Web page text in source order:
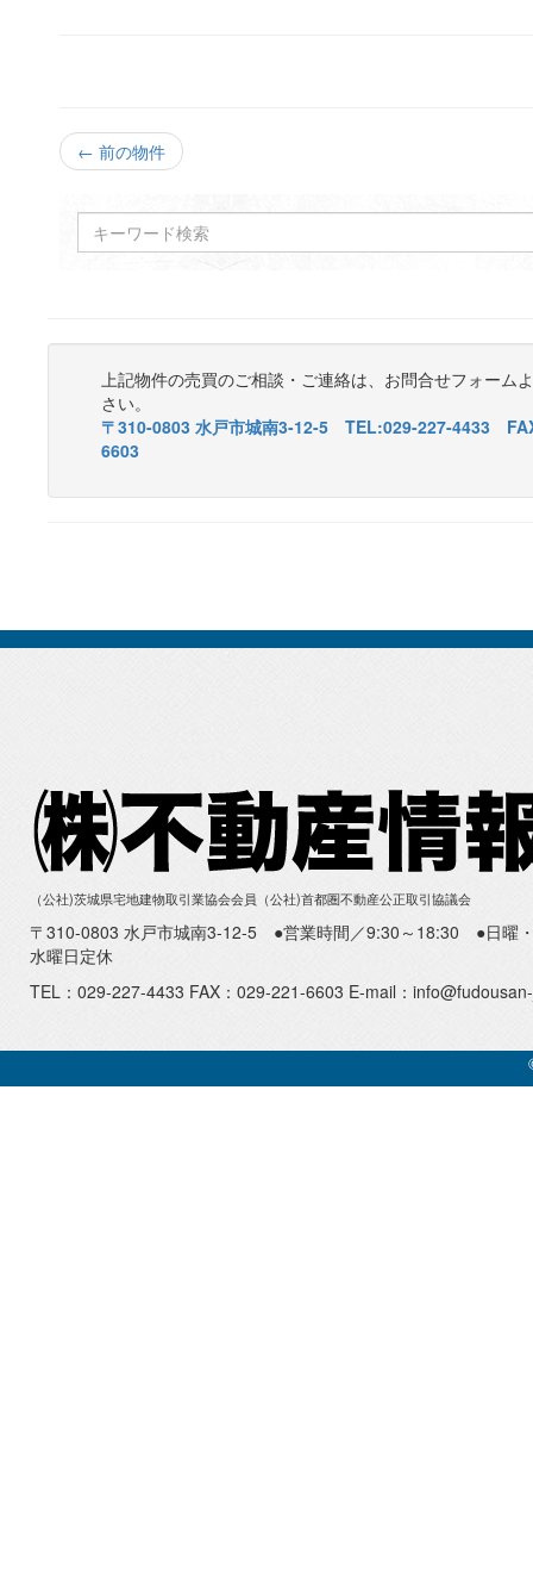
← 前の物件
上記物件の売買のご相談・ご連絡は、お問合せフォーム
さい。
〒310-0803 水戸市城南3-12-5 TEL:029-227-4433
6603
（公社)茨城県宅地建物取引業協会会員（公社)首都圏不動産公正取引協議会
〒310-0803 水戸市城南3-12-5 ●営業時間／9:30～18:30 ●日曜
水曜日定休
TEL：029-227-4433 FAX：029-221-6603 E-mail：